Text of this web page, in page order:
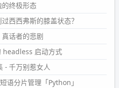
的终极形态
西西弗斯的膝盖状态？
真话者的悲剧
headless 启动方式
- 千万别惹女人
语分片管理「Python」